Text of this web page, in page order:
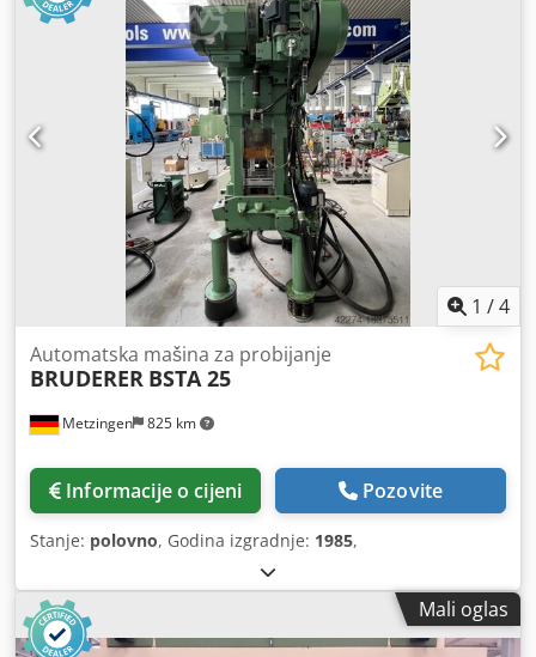
1 /4
Metzingen 825 km
Automatska mašina za probijanje
BRUDERER BSTA 25
Informacije o cijeni Pozovite
Stanje: polovno, Godina izgradnje: 1985,
Mali oglas